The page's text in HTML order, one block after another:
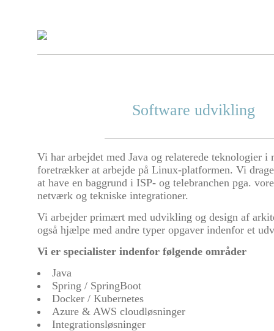
Software udvikling
Vi har arbejdet med Java og relaterede teknologier i
foretrækker at arbejde på Linux-platformen. Vi
at have en baggrund i ISP- og telebranchen pga.
netværk og tekniske integrationer.
Vi arbejder primært med udvikling og design af
også hjælpe med andre typer opgaver indenfor et
Vi er specialister indenfor følgende områder
Java
Spring / SpringBoot
Docker / Kubernetes
Azure & AWS cloudløsninger
Integrationsløsninger